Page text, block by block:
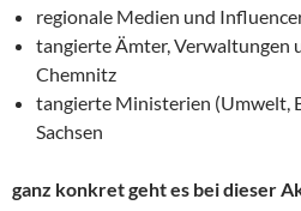
regionale Medien und
tangierte Ämter, Verwaltungen
Chemnitz
tangierte Ministerien (Umwelt,
Sachsen
ganz konkret geht es bei dieser